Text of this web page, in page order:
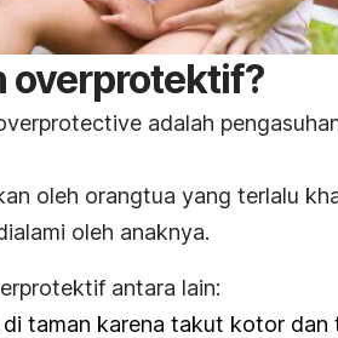
overprotektif?
adalah
oleh orangtua yang terlalu
oleh anaknya.
antara lain:
taman karena takut kotor dan